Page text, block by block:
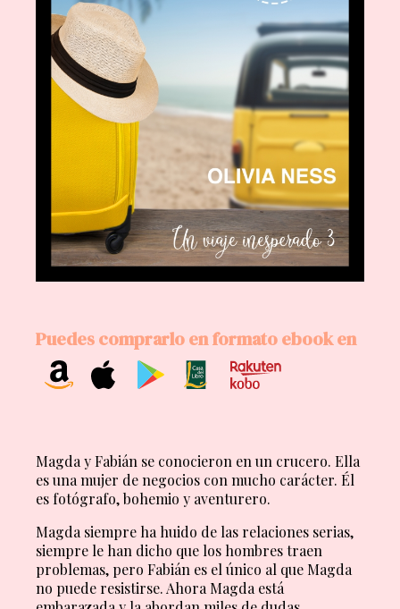
Puedes comprarlo en formato ebook en
Magda y Fabián se conocieron en un crucero. Ella
es una mujer de negocios con mucho carácter. Él
es fotógrafo, bohemio y aventurero.
Magda siempre ha huido de las relaciones serias,
siempre le han dicho que los hombres traen
problemas, pero Fabián es el único al que Magda
no puede resistirse. Ahora Magda está